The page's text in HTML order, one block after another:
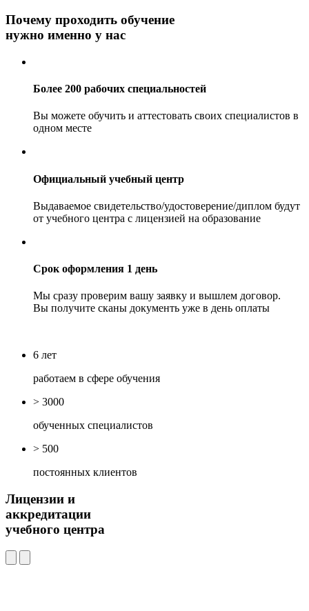
Почему проходить обучение
нужно именно у нас
Более 200 рабочих специальностей
Вы можете обучить и аттестовать своих специалистов в
одном месте
Официальный учебный центр
Выдаваемое свидетельство/удостоверение/диплом будут
от учебного центра с лицензией на образование
Срок оформления 1 день
Мы сразу проверим вашу заявку и вышлем договор.
Вы получите сканы документь уже в день оплаты
6 лет
работаем в сфере обучения
> 3000
обученных специалистов
> 500
постоянных клиентов
Лицензии и
аккредитации
учебного центра